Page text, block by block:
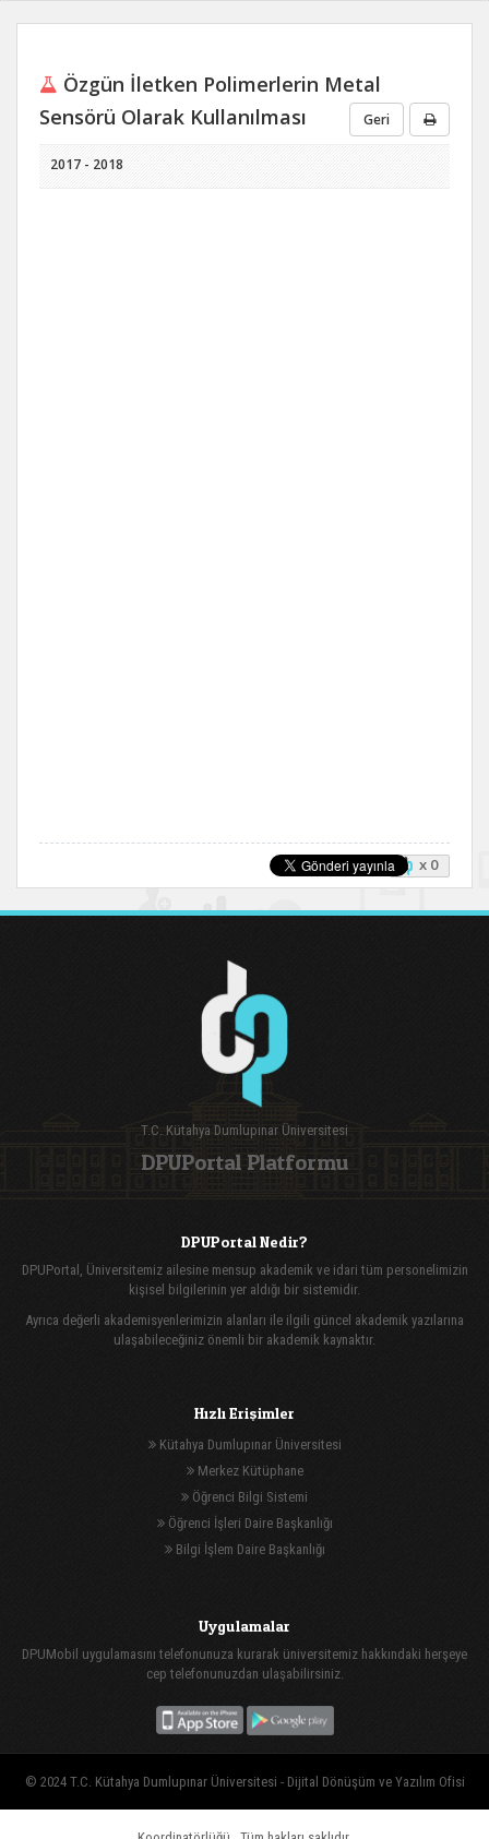
Özgün İletken Polimerlerin Metal
Sensörü Olarak Kullanılması
Geri
2017 - 2018
x 0
T.C. Kütahya Dumlupınar Üniversitesi
DPUPortal Platformu
DPUPortal Nedir?
DPUPortal, Üniversitemiz ailesine mensup akademik ve idari tüm personelimizin
kişisel bilgilerinin yer aldığı bir sistemidir.
Ayrıca değerli akademisyenlerimizin alanları ile ilgili güncel akademik yazılarına
ulaşabileceğiniz önemli bir akademik kaynaktır.
Hızlı Erişimler
Kütahya Dumlupınar Üniversitesi
Merkez Kütüphane
Öğrenci Bilgi Sistemi
Öğrenci İşleri Daire Başkanlığı
Bilgi İşlem Daire Başkanlığı
Uygulamalar
DPUMobil uygulamasını telefonunuza kurarak üniversitemiz hakkındaki herşeye
cep telefonunuzdan ulaşabilirsiniz.
© 2024 T.C. Kütahya Dumlupınar Üniversitesi - Dijital Dönüşüm ve Yazılım Ofisi